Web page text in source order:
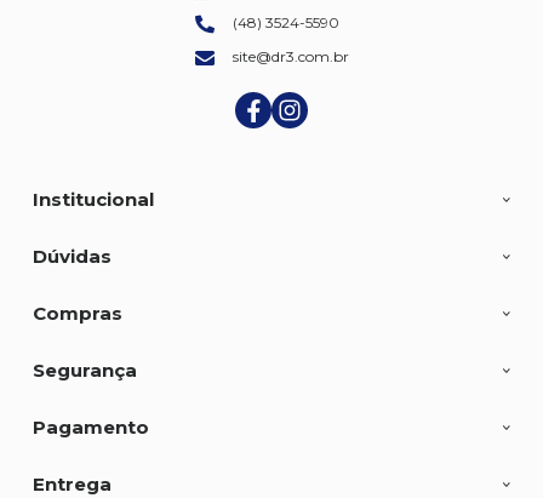
(48) 3524-5590
site@dr3.com.br
Institucional
Dúvidas
Compras
Segurança
Pagamento
Entrega